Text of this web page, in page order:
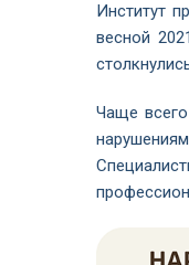
Институт
весной
Чаще